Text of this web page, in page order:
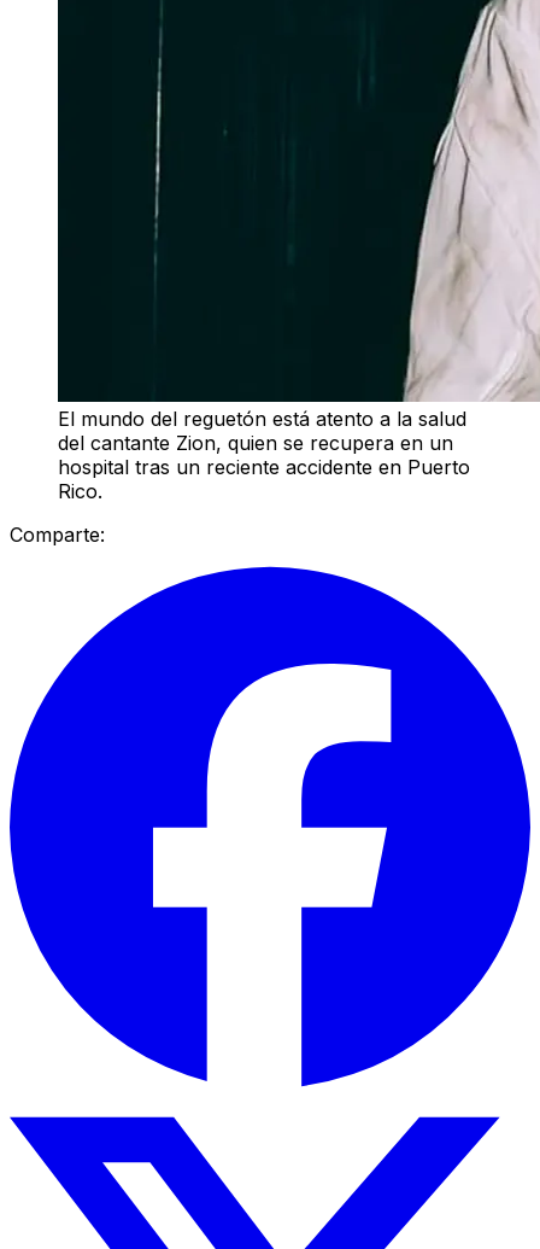
El mundo del reguetón está atento a la salud
del cantante Zion, quien se recupera en un
hospital tras un reciente accidente en Puerto
Rico.
Comparte: